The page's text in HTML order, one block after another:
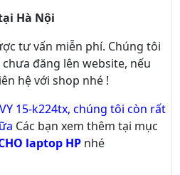
Hà Nội
tư vấn miễn phí. Chúng tôi
đăng lên website, nếu
hệ với shop nhé !
15-k224tx, chúng tôi còn rất
Các bạn xem thêm tại mục
laptop HP nhé